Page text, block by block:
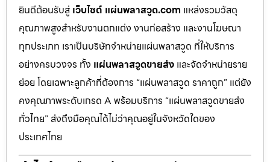
ยินดีต้อนรับสู่ เว็บไซต์ แผ่นพลาสวูด.com แหล่งรวมวัสดุ
คุณภาพสูงสำหรับงานตกแต่ง งานก่อสร้าง และงานโฆษณา
ทุกประเภท เราเป็นบริษัทจำหน่ายแผ่นพลาสวูด ที่ให้บริการ
อย่างครบวงจร ทั้ง แผ่นพลาสวูดขายส่ง และจัดจำหน่ายราย
ย่อย โดยเฉพาะลูกค้าที่ต้องการ “แผ่นพลาสวูด ราคาถูก” แต่ยัง
คงคุณภาพระดับเกรด A พร้อมบริการ “แผ่นพลาสวูดขายส่ง
ทั่วไทย” ส่งถึงมือคุณได้ไม่ว่าคุณอยู่ในจังหวัดใดของ
ประเทศไทย